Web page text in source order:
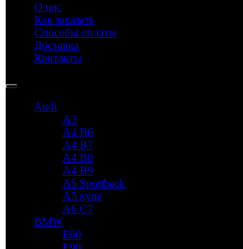
О нас
Как заказать
Способы оплаты
Доставка
Контакты
Audi
A3
A4 B6
A4 B7
A4 B8
A4 B9
A5 Sportback
A5 купе
A6 C7
BMW
E60